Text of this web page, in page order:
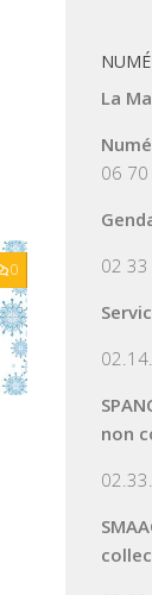
0
La
06
02
non